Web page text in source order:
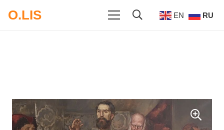
O.LIS EN RU